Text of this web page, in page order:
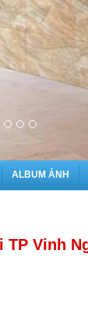
ALBUM ẢNH
Vinh